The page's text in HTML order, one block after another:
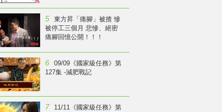
5
東方昇「痛腳」被揸 慘
被停工三個月 悲慘、絕密
痛腳回憶公開！！！
6
09/09《國家級任務》第
127集 -減肥戰記
7
11/11《國家級任務》第